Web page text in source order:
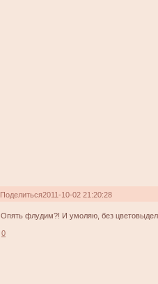
Поделиться2011-10-02 21:20:28
Опять флудим?! И умоляю, без
0